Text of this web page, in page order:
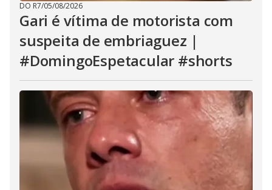
DO R7/05/08/2026
Gari é vítima de motorista com
suspeita de embriaguez |
#DomingoEspetacular #shorts